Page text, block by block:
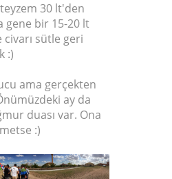
30 lt'den
gene bir 15-20 lt
sütle geri
:)
ama gerçekten
ay da
duası var. Ona
:)